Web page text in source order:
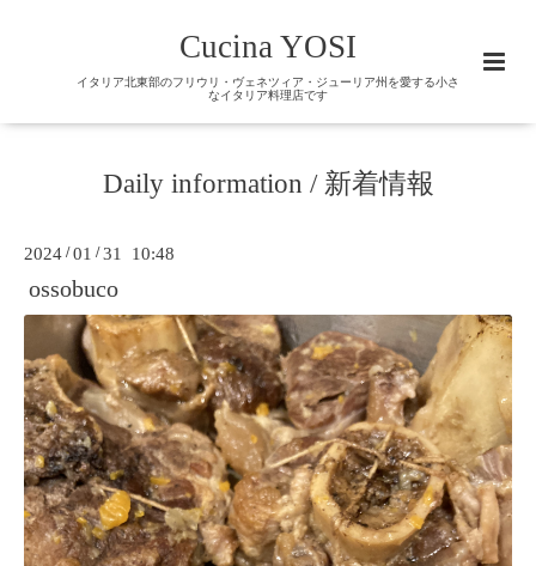
Cucina YOSI
イタリア北東部のフリウリ・ヴェネツィア・ジューリア州を愛する小さ
なイタリア料理店です
Daily information / 新着情報
2024 /01 /31 10:48
ossobuco